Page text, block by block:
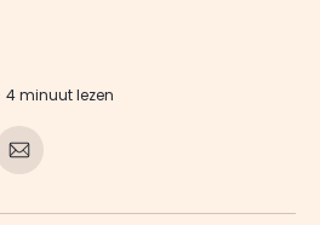
4 minuut lezen
Deel
E-